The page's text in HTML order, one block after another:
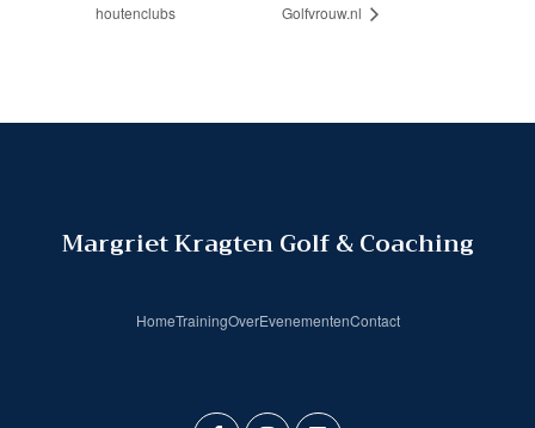
houtenclubs
Golfvrouw.nl
Margriet Kragten Golf & Coaching
HomeTrainingOverEvenementenContact